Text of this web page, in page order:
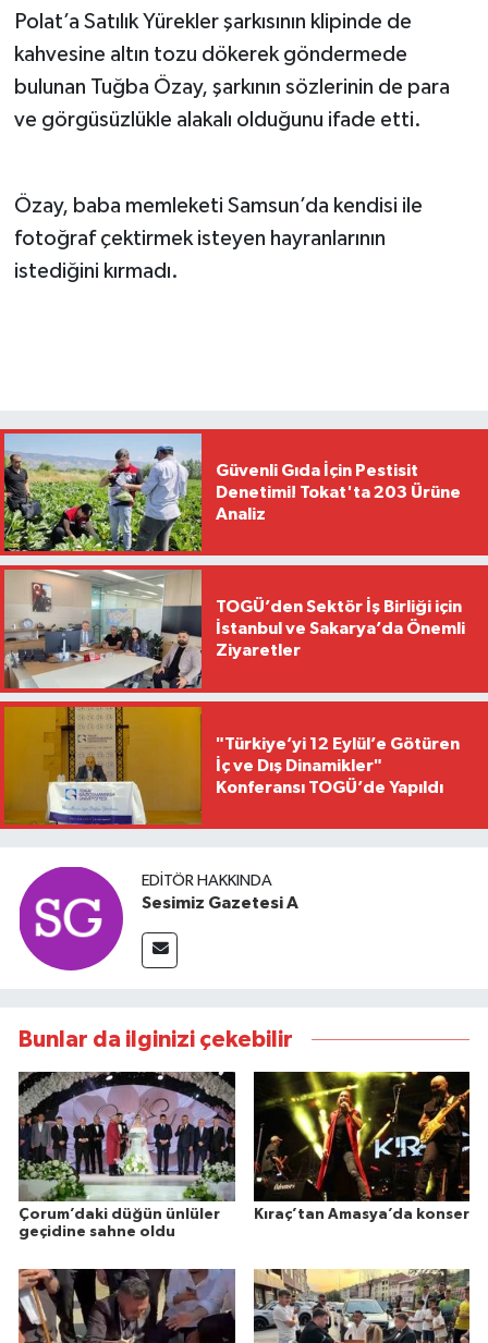
Polat’a Satılık Yürekler şarkısının klipinde de
kahvesine altın tozu dökerek göndermede
bulunan Tuğba Özay, şarkının sözlerinin de para
ve görgüsüzlükle alakalı olduğunu ifade etti.
Özay, baba memleketi Samsun’da kendisi ile
fotoğraf çektirmek isteyen hayranlarının
istediğini kırmadı.
Güvenli Gıda İçin Pestisit
Denetimi! Tokat'ta 203 Ürüne
Analiz
TOGÜ’den Sektör İş Birliği için
İstanbul ve Sakarya’da Önemli
Ziyaretler
"Türkiye’yi 12 Eylül’e Götüren
İç ve Dış Dinamikler"
Konferansı TOGÜ’de Yapıldı
EDITÖR HAKKINDA
Sesimiz Gazetesi A
Bunlar da ilginizi çekebilir
Çorum’daki düğün ünlüler
geçidine sahne oldu
Kıraç’tan Amasya’da konser